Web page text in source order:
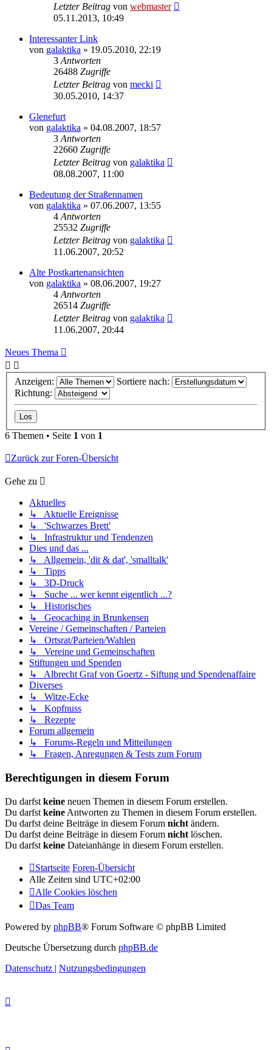
Letzter Beitrag von webmaster
05.11.2013, 10:49
Interessanter Link
von galaktika » 19.05.2010, 22:19
3 Antworten
26488 Zugriffe
Letzter Beitrag von mecki
30.05.2010, 14:37
Glenefurt
von galaktika » 04.08.2007, 18:57
3 Antworten
22660 Zugriffe
Letzter Beitrag von galaktika
08.08.2007, 11:00
Bedeutung der Straßennamen
von galaktika » 07.06.2007, 13:55
4 Antworten
25532 Zugriffe
Letzter Beitrag von galaktika
11.06.2007, 20:52
Alte Postkartenansichten
von galaktika » 08.06.2007, 19:27
4 Antworten
26514 Zugriffe
Letzter Beitrag von galaktika
11.06.2007, 20:44
Neues Thema
Anzeigen:
Sortiere nach:
Richtung:
6 Themen • Seite 1 von 1
Zurück zur Foren-Übersicht
Gehe zu
Aktuelles
↳ Aktuelle Ereignisse
↳ 'Schwarzes Brett'
↳ Infrastruktur und Tendenzen
Dies und das ...
↳ Allgemein, 'dit & dat', 'smalltalk'
↳ Tipps
↳ 3D-Druck
↳ Suche ... wer kennt eigentlich ...?
↳ Historisches
↳ Geocaching in Brunkensen
Vereine / Gemeinschaften / Parteien
↳ Ortsrat/Parteien/Wahlen
↳ Vereine und Gemeinschaften
Stiftungen und Spenden
↳ Albrecht Graf von Goertz - Siftung und Spendenaffaire
Diverses
↳ Witze-Ecke
↳ Kopfnuss
↳ Rezepte
Forum allgemein
↳ Forums-Regeln und Mitteilungen
↳ Fragen, Anregungen & Tests zum Forum
Berechtigungen in diesem Forum
Du darfst keine neuen Themen in diesem Forum erstellen.
Du darfst keine Antworten zu Themen in diesem Forum erstellen.
Du darfst deine Beiträge in diesem Forum nicht ändern.
Du darfst deine Beiträge in diesem Forum nicht löschen.
Du darfst keine Dateianhänge in diesem Forum erstellen.
Startseite Foren-Übersicht
Alle Zeiten sind UTC+02:00
Alle Cookies löschen
Das Team
Powered by phpBB® Forum Software © phpBB Limited
Deutsche Übersetzung durch phpBB.de
Datenschutz | Nutzungsbedingungen